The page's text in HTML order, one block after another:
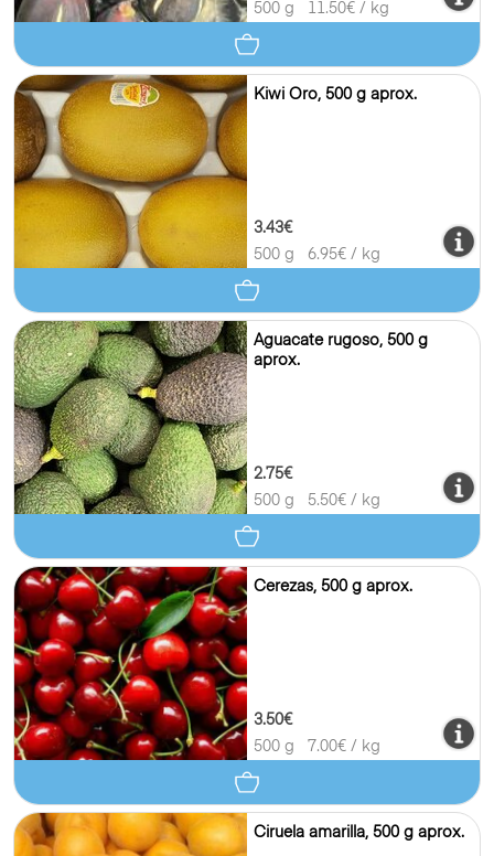
500 g
11.50€ / kg
Kiwi Oro, 500 g aprox.
3.43€
500 g
6.95€ / kg
Aguacate rugoso, 500 g
aprox.
2.75€
500 g
5.50€ / kg
Cerezas, 500 g aprox.
3.50€
500 g
7.00€ / kg
Ciruela amarilla, 500 g aprox.